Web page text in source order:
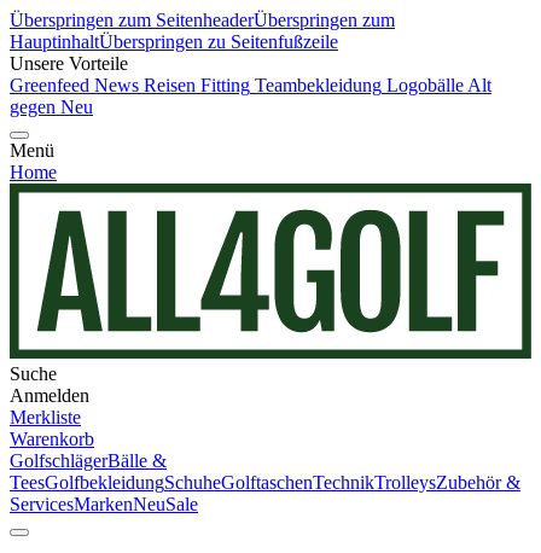
Überspringen zum SeitenheaderÜberspringen zum
HauptinhaltÜberspringen zu Seitenfußzeile
Unsere Vorteile
Greenfeed News Reisen Fitting Teambekleidung Logobälle Alt
gegen Neu
Menü
Home
Suche
Anmelden
Merkliste
Warenkorb
GolfschlägerBälle &
TeesGolfbekleidungSchuheGolftaschenTechnikTrolleysZubehör &
ServicesMarkenNeuSale